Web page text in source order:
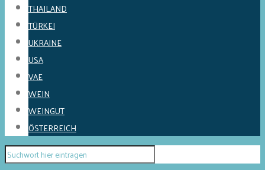
THAILAND
TÜRKEI
UKRAINE
USA
VAE
WEIN
WEINGUT
ÖSTERREICH